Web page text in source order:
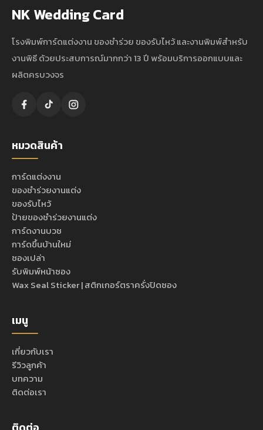
NK Wedding Card
โรงพิมพ์การ์ดแต่งงาน ของชำร่วย ของรับไหว้ และงานพิมพ์สำหรับ
งานพิธี ด้วยประสบการณ์มากกว่า 13 ปี พร้อมบริการออกแบบและ
ผลิตครบวงจร
หมวดสินค้า
การ์ดแต่งงาน
ของชำร่วยงานแต่ง
ของรับไหว้
ป้ายของชำร่วยงานแต่ง
การ์ดงานบวช
การ์ดขึ้นบ้านใหม่
ซองเปล่า
รับพิมพ์หน้าซอง
Wax Seal Sticker | สติกเกอร์ตราครั่งปิดซอง
เมนู
เกี่ยวกับเรา
รีวิวลูกค้า
บทความ
ติดต่อเรา